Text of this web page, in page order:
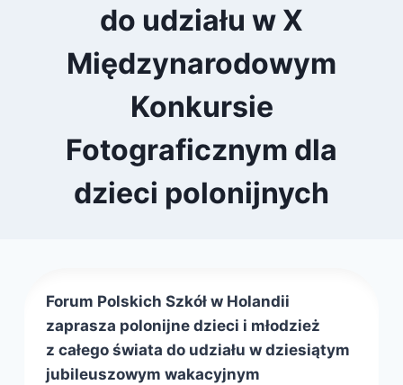
do udziału w X
Międzynarodowym
Konkursie
Fotograficznym dla
dzieci polonijnych
Forum Polskich Szkół w Holandii
zaprasza polonijne dzieci i młodzież
z całego świata do udziału w dziesiątym
jubileuszowym wakacyjnym